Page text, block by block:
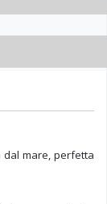
dal mare, perfetta